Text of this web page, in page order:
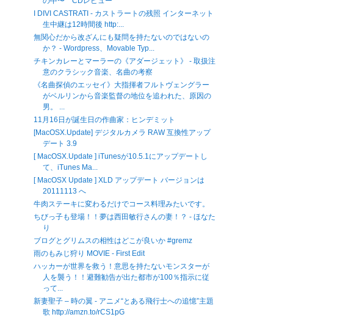
I DIVI CASTRATI - カストラートの残照 インターネット
生中継は12時間後 http:...
無関心だから改ざんにも疑問を持たないのではないの
か？ - Wordpress、Movable Typ...
チキンカレーとマーラーの《アダージェット》 - 取扱注
意のクラシック音楽、名曲の考察
《名曲探偵のエッセイ》大指揮者フルトヴェングラー
がベルリンから音楽監督の地位を追われた、原因の
男。 ...
11月16日が誕生日の作曲家：ヒンデミット
[MacOSX.Update] デジタルカメラ RAW 互換性アップ
デート 3.9
[ MacOSX.Update ] iTunesが10.5.1にアップデートし
て、iTunes Ma...
[ MacOSX Update ] XLD アップデート バージョンは
20111113 へ
牛肉ステーキに変わるだけでコース料理みたいです。
ちびっ子も登場！！夢は西田敏行さんの妻！？ - ほなた
り
ブログとグリムスの相性はどこが良いか #gremz
雨のもみじ狩り MOVIE - First Edit
ハッカーが世界を救う！意思を持たないモンスターが
人を襲う！！避難勧告が出た都市が100％指示に従
って...
新妻聖子 – 時の翼 - アニメ“とある飛行士への追憶”主題
歌 http://amzn.to/rCS1pG